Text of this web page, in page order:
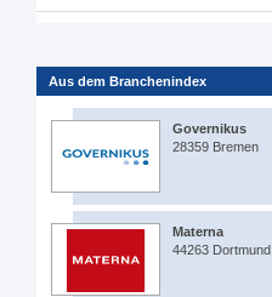
Aus dem Branchenindex
Governikus
28359 Bremen
Materna
44263 Dortmund